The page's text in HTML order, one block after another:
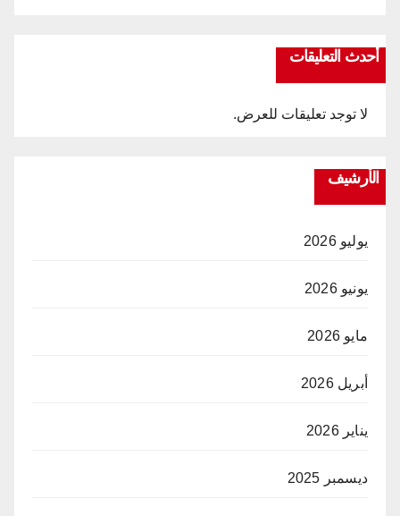
أحدث التعليقات
لا توجد تعليقات للعرض.
الأرشيف
يوليو 2026
يونيو 2026
مايو 2026
أبريل 2026
يناير 2026
ديسمبر 2025